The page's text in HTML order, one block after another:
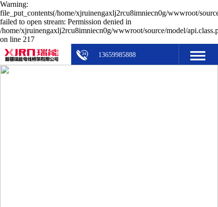
Warning:
file_put_contents(/home/xjruinengaxlj2rcu8imniecn0g/wwwroot/
failed to open stream: Permission denied in
/home/xjruinengaxlj2rcu8imniecn0g/wwwroot/source/model/
on line 217
13659985888